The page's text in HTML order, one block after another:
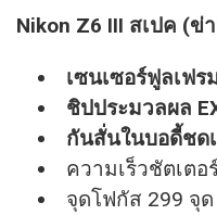
Nikon Z6 III สเปค (ข่
เซนเซอร์ฟูลเฟร
ชิปประมวลผล
กันสั่นในบอดี้ชด
ความเร็วชัตเต
จุดโฟกัส 299 จุด